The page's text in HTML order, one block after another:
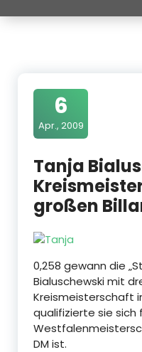
6
Apr., 2009
Tanja
großen
0,258 gewann die
Bialuschewski mit
Kreismeisterschaft
qualifizierte sie sich
DM ist.